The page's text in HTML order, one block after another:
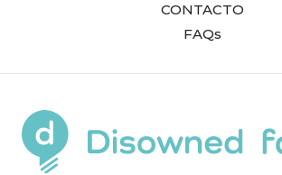
CONTACTO
FAQs